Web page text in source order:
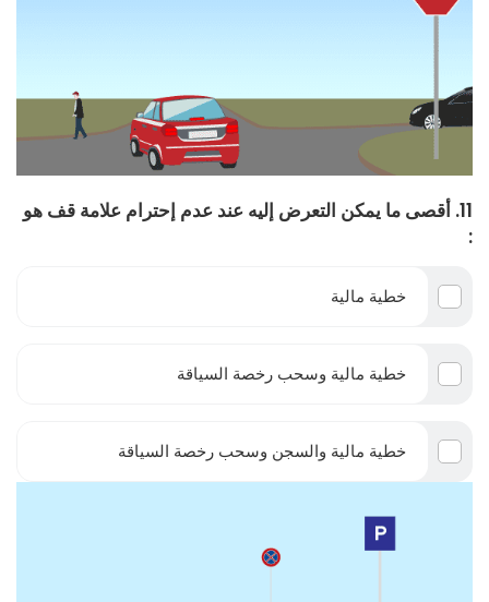
11. أقصى ما يمكن التعرض إليه عند عدم إحترام علامة قف هو
:
خطية مالية
خطية مالية وسحب رخصة السياقة
خطية مالية والسجن وسحب رخصة السياقة